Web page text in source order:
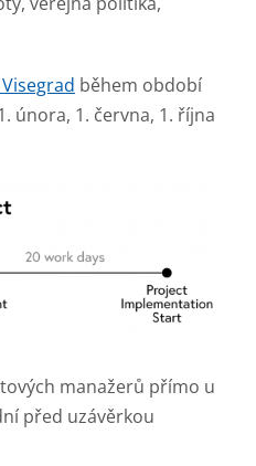
během období
února, 1. června, 1. října
manažerů přímo u
před uzávěrkou